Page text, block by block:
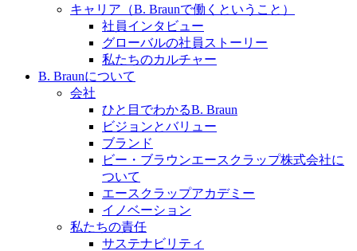
お問合せフォームより、ご質問をお送りください。
キャリア（B. Braunで働くということ）
社員インタビュー
グローバルの社員ストーリー
私たちのカルチャー
B. Braunについて
会社
ひと目でわかるB. Braun
ビジョンとバリュー
ブランド
ビー・ブラウンエースクラップ株式会社に
ついて
エースクラップアカデミー
イノベーション
私たちの責任
サステナビリティ